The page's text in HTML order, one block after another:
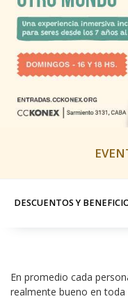
DESCUENTOS Y
En promedio cada
realmente bueno en toda